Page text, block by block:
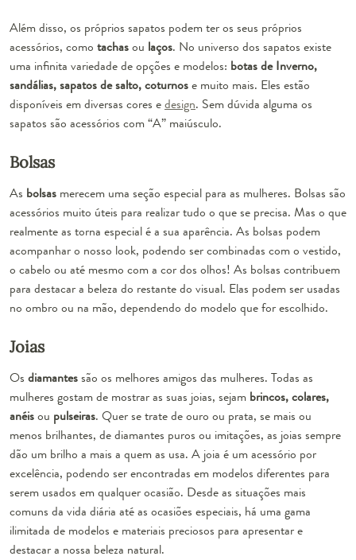
Além disso, os próprios sapatos podem ter os seus próprios
acessórios, como tachasou laços. No universo dos sapatos existe
uma infinita variedade de opções e modelos: botas de Inverno,
sandálias, sapatos de salto, coturnose muito mais. Eles estão
disponíveis em diversas cores edesign. Sem dúvida alguma os
sapatos são acessórios com “A” maiúsculo.
Bolsas
As bolsas merecem uma seção especial para as mulheres. Bolsas são
acessórios muito úteis para realizar tudo o que se precisa. Mas o que
realmente as torna especial é a sua aparência. As bolsas podem
acompanhar o nosso look, podendo ser combinadas com o vestido,
o cabelo ou até mesmo com a cor dos olhos! As bolsas contribuem
para destacar a beleza do restante do visual. Elas podem ser usadas
no ombro ou na mão, dependendo do modelo que for escolhido.
Joias
Os diamantessão os melhores amigos das mulheres. Todas as
mulheres gostam de mostrar as suas joias, sejam brincos, colares,
anéisou pulseiras. Quer se trate de ouro ou prata, se mais ou
menos brilhantes, de diamantes puros ou imitações, as joias sempre
dão um brilho a mais a quem as usa. A joia é um acessório por
excelência, podendo ser encontradas em modelos diferentes para
serem usados em qualquer ocasião. Desde as situações mais
comuns da vida diária até as ocasiões especiais, há uma gama
ilimitada de modelos e materiais preciosos para apresentar e
destacar a nossa beleza natural.